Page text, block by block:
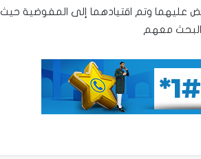
عليهما وتم اقتيادهما إلى المفوضية حيث
البحث معهم
نيو أورلينز:سائق موريتاني يجد نفسه وسط
عملية اختطاف
تساقطات مطرية على مناطق في ولاية
الحوض الشرقي
النقيب السابق والنقيب المنتخب للهيئة